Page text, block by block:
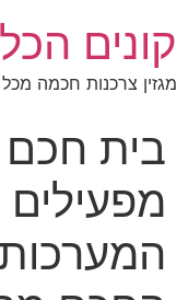
קונים
מגזין צרכנות חכמה
בית חכם